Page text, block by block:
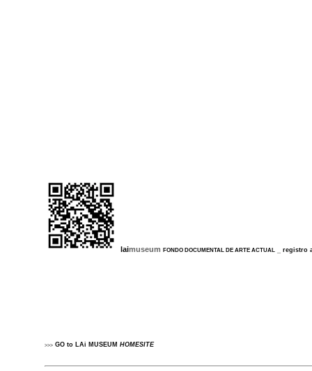
laimuseum FONDO DOCUMENTAL DE ARTE ACTUAL registro
>>> GO to LAi MUSEUM HOMESITE....